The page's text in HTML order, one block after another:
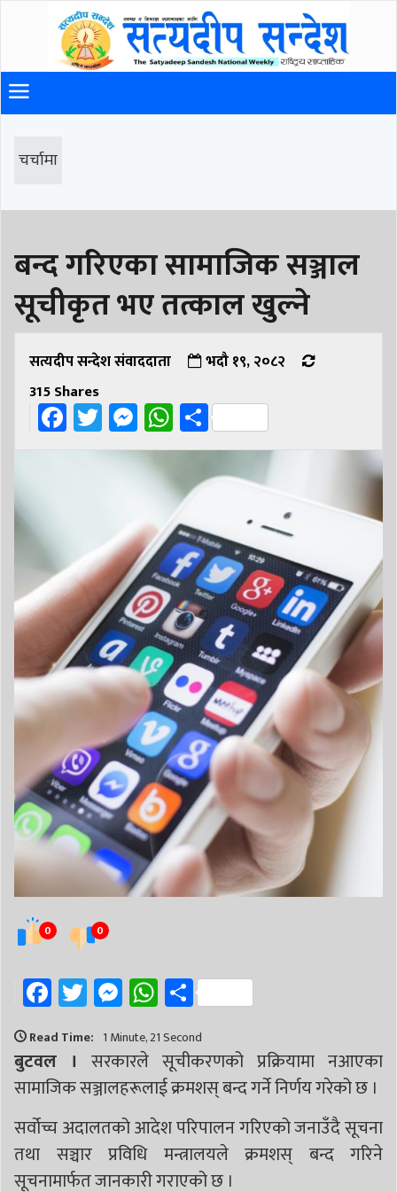
चर्चामा
बन्द गरिएका सामाजिक सञ्जाल
सूचीकृत भए तत्काल खुल्ने
सत्यदीप सन्देश संवाददाता
भदौ १९, २०८२
315Shares
Facebook
Twitter
Messenger
WhatsApp
Share
0 0
Facebook
Twitter
Messenger
WhatsApp
Share
Read Time: 1 Minute, 21 Second
बुटवल । सरकारले सूचीकरणको प्रक्रियामा नआएका
सामाजिक सञ्जालहरूलाई क्रमशस् बन्द गर्ने निर्णय गरेको छ ।
सर्वोच्च अदालतको आदेश परिपालन गरिएको जनाउँदै सूचना
तथा सञ्चार प्रविधि मन्त्रालयले क्रमशस् बन्द गरिने
सूचनामार्फत जानकारी गराएको छ ।